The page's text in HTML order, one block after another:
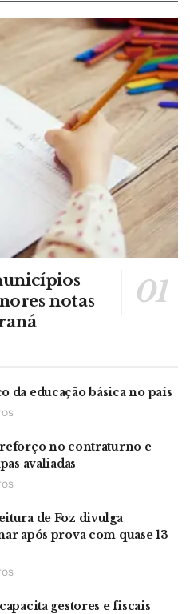
notas
da educação básica no país
reforço no contraturno e
avaliadas
de Foz divulga
após prova com quase 13
gestores e fiscais